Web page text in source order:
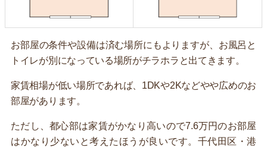
お部屋の条件や設備は済む場所にもよりますが、お風呂と
トイレが別になっている場所がチラホラと出てきます。
家賃相場が低い場所であれば、1DKや2Kなどやや広めのお
部屋があります。
ただし、都心部は家賃がかなり高いので7.6万円のお部屋
はかなり少ないと考えたほうが良いです。千代田区・港